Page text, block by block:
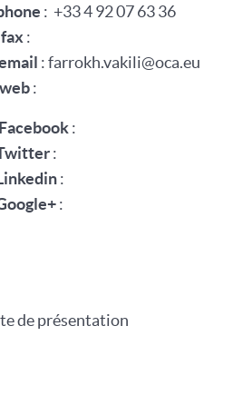
: +33 4 92 07 63 36
fax :
: farrokh.vakili@oca.eu
web:
Facebook:
:
:
:
de présentation